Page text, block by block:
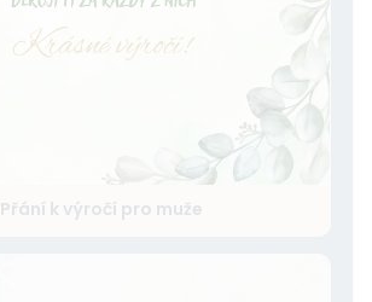
Přání k výročí pro muže